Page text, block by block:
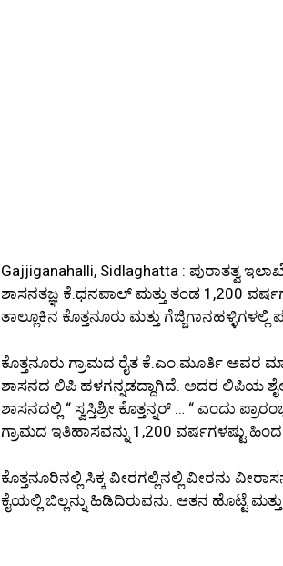
Gajjiganahalli, Sidlaghatta : ಪುರಾತತ್ವ
ಶಾಸನತಜ್ಞ ಕೆ.ಧನಪಾಲ್ ಮತ್ತು ತಂಡ 1,200
ತಾಲ್ಲೂಕಿನ ಕೊತ್ತನೂರು ಮತ್ತು ಗೆಜ್ಜಿಗಾನಹಳ್ಳಿಗಳಲ್ಲಿ
ಕೊತ್ತನೂರು ಗ್ರಾಮದ ರೈತ ಕೆ.ಎಂ.ಮೂರ್ತಿ ಅವರ
ಶಾಸನದ ಲಿಪಿ ಹಳಗನ್ನಡದ್ದಾಗಿದೆ. ಅದರ ಲಿಪಿಯ
ಶಾಸನದಲ್ಲಿ “ ಸ್ವಸ್ತಿಶ್ರೀ ಕೊತ್ತನ್ನರ್ … “ ಎಂದು
ಗ್ರಾಮದ ಇತಿಹಾಸವನ್ನು 1,200 ವರ್ಷಗಳಷ್ಟು
ಕೊತ್ತನೂರಿನಲ್ಲಿ ಸಿಕ್ಕ ವೀರಗಲ್ಲಿನಲ್ಲಿ ವೀರನು
ಕೈಯಲ್ಲಿ ಬಿಲ್ಲನ್ನು ಹಿಡಿದಿರುವನು. ಆತನ ಹೊಟ್ಟೆ